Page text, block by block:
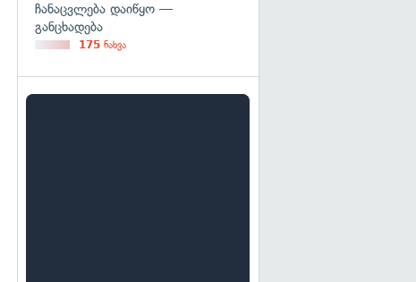
ჩანაცვლება დაიწყო —
განცხადება
175 ნახვა